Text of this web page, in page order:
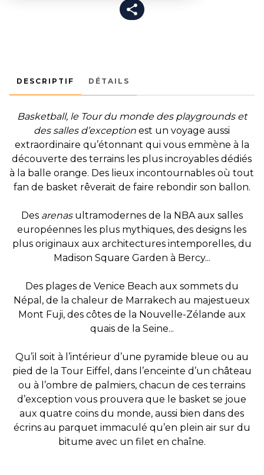
DESCRIPTIF DÉTAILS
Basketball, le Tour du monde des playgrounds et
des salles d’exception est un voyage aussi
extraordinaire qu’étonnant qui vous emmène à la
découverte des terrains les plus incroyables dédiés
à la balle orange. Des lieux incontournables où tout
fan de basket rêverait de faire rebondir son ballon.
Des arenasultramodernes de la NBA aux salles
européennes les plus mythiques, des designs les
plus originaux aux architectures intemporelles, du
Madison Square Garden à Bercy...
Des plages de Venice Beach aux sommets du
Népal, de la chaleur de Marrakech au majestueux
Mont Fuji, des côtes de la Nouvelle-Zélande aux
quais de la Seine...
Qu’il soit à l’intérieur d’une pyramide bleue ou au
pied de la Tour Eiffel, dans l’enceinte d’un château
ou à l’ombre de palmiers, chacun de ces terrains
d’exception vous prouvera que le basket se joue
aux quatre coins du monde, aussi bien dans des
écrins au parquet immaculé qu’en plein air sur du
bitume avec un filet en chaîne.